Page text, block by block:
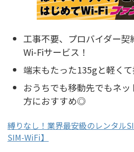
工事不要、プロバイダー
Wi-Fiサービス！
端末もたった135gと軽く
おうちでも移動先でもネ
方におすすめ◎
縛りなし！業界最安級のレンタル
SIM-WiFi】